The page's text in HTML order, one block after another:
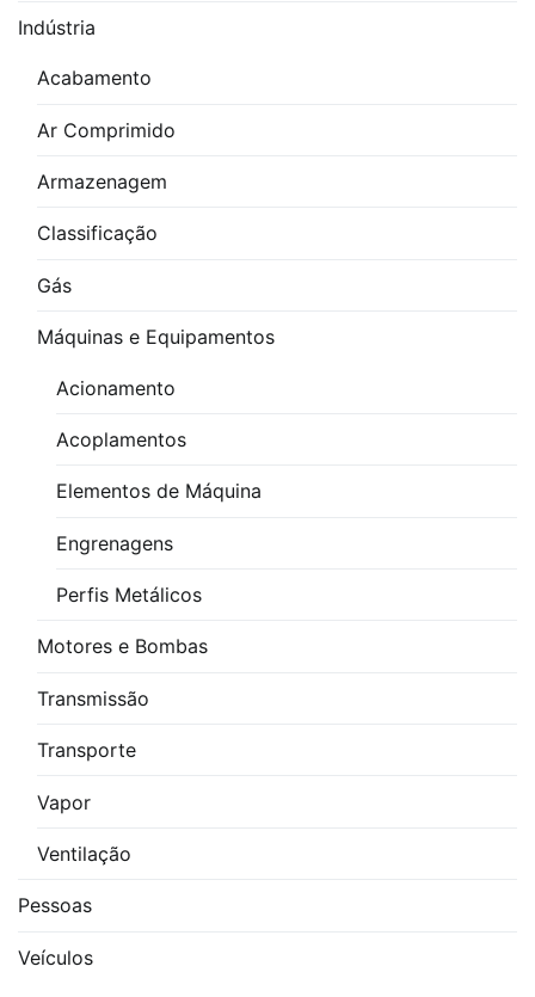
Indústria
Acabamento
Ar Comprimido
Armazenagem
Classificação
Gás
Máquinas e Equipamentos
Acionamento
Acoplamentos
Elementos de Máquina
Engrenagens
Perfis Metálicos
Motores e Bombas
Transmissão
Transporte
Vapor
Ventilação
Pessoas
Veículos